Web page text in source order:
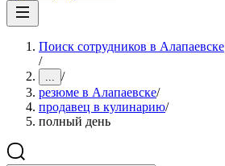
Поиск сотрудников в Алапаевске
/
... /
резюме в Алапаевске/
продавец в кулинарию/
полный день